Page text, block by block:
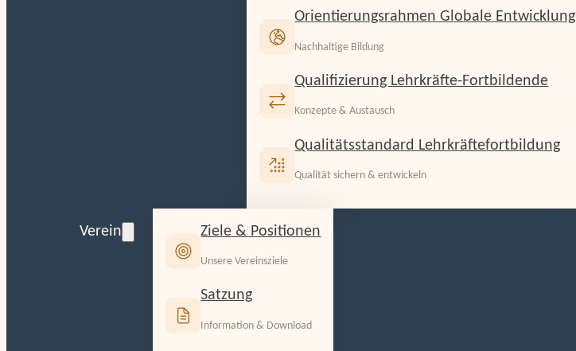
Orientierungsrahmen Globale Entwicklung
Nachhaltige Bildung
Qualifizierung Lehrkräfte-Fortbildende
Konzepte & Austausch
Qualitätsstandard Lehrkräftefortbildung
Qualität sichern & entwickeln
Verein Ziele & Positionen
Unsere Vereinsziele
Satzung
Information & Download